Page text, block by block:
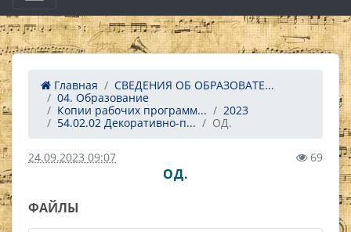
Главная
СВЕДЕНИЯ ОБ ОБРАЗОВАТЕ...
04. Образование
Копии рабочих программ...
2023
54.02.02 Декоративно-п...
ОД.
24.09.2023 09:07 69
ОД.
ФАЙЛЫ